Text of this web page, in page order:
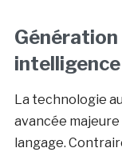
La technologie
avancée
langage.